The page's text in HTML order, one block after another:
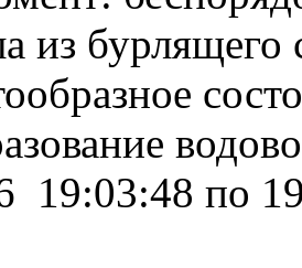
из бурлящего
19:03:48 по